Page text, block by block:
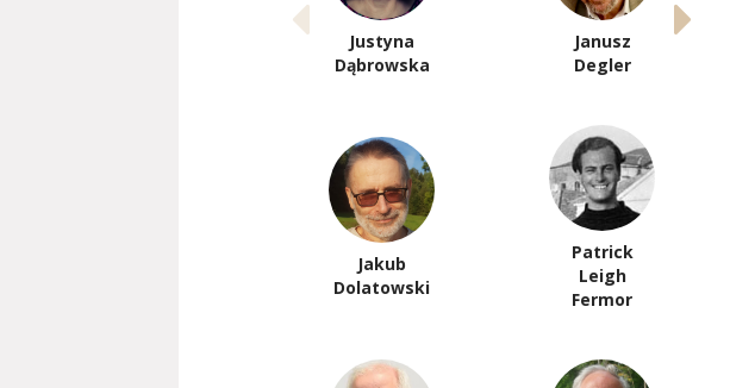
Justyna
Dąbrowska
Janusz
Degler
Jakub
Dolatowski
Patrick
Leigh
Fermor